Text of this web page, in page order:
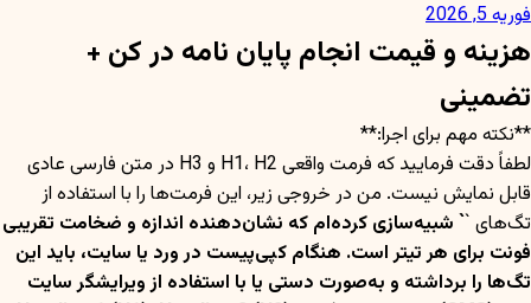
فوریه 5, 2026
هزینه و قیمت انجام پایان نامه در کن +
تضمینی
**نکته مهم برای اجرا:**
لطفاً دقت فرمایید که فرمت واقعی H1، H2 و H3 در متن فارسی عادی
قابل نمایش نیست. من در خروجی زیر، این فرمت‌ها را با استفاده از
تگ‌های `` شبیه‌سازی کرده‌ام که نشان‌دهنده اندازه و ضخامت تقریبی
فونت برای هر تیتر است. هنگام کپی‌پیست در ورد یا سایت، باید این
تگ‌ها را برداشته و به‌صورت دستی یا با استفاده از ویرایشگر سایت